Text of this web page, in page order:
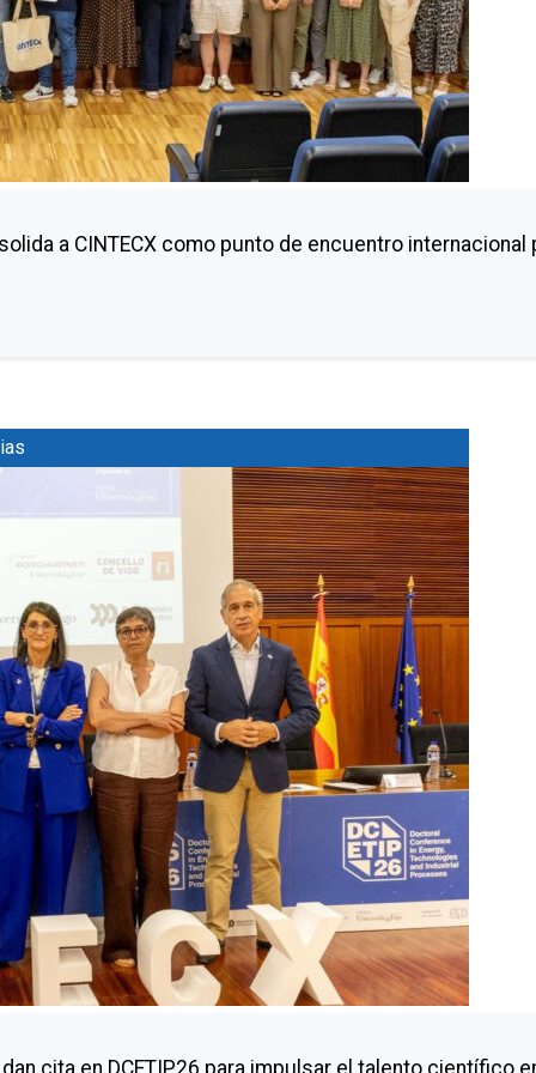
a CINTECX como punto de encuentro
cita en DCETIP26 para impulsar el talento científico